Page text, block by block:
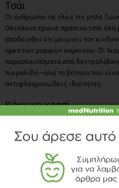
Τσάι
Οι άνθρωποι σε όλες τις μπλε
Οκινάουα τρώνε πράσινο τσάι όλη
αποδειχθεί ότι μειώνει τον
αρκετών μορφών καρκίνου. Οι
παρασκευάσματα από
πικραλίδα—όλα τα βότανα που
αντιφλεγμονώδεις ιδιότητες.
Κόκκινο κρασί
Οι άνθρωποι που πίνουν -με
αρχίσετε να πίνετε εάν δεν
κόκκινο κρασί την ημέρα, συχνά